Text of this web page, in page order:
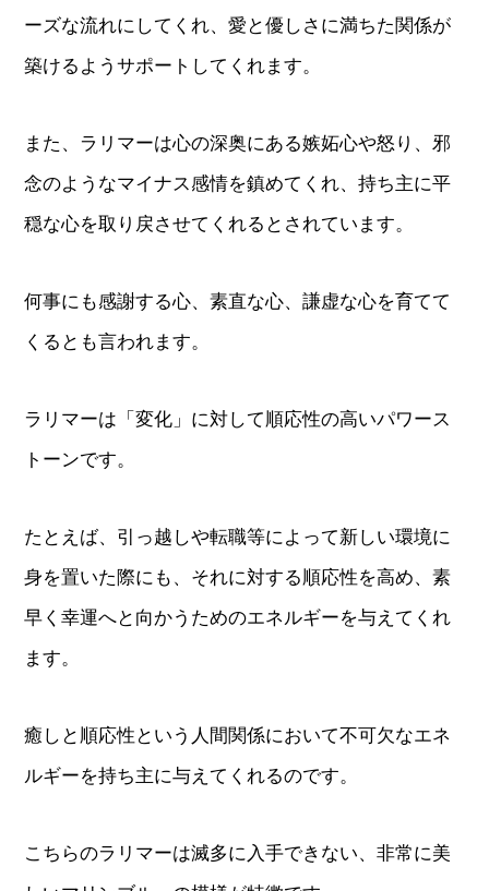
ーズな流れにしてくれ、愛と優しさに満ちた関係が
築けるようサポートしてくれます。
また、ラリマーは心の深奥にある嫉妬心や怒り、邪
念のようなマイナス感情を鎮めてくれ、持ち主に平
穏な心を取り戻させてくれるとされています。
何事にも感謝する心、素直な心、謙虚な心を育てて
くるとも言われます。
ラリマーは「変化」に対して順応性の高いパワース
トーンです。
たとえば、引っ越しや転職等によって新しい環境に
身を置いた際にも、それに対する順応性を高め、素
早く幸運へと向かうためのエネルギーを与えてくれ
ます。
癒しと順応性という人間関係において不可欠なエネ
ルギーを持ち主に与えてくれるのです。
こちらのラリマーは滅多に入手できない、非常に美